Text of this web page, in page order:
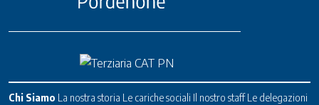
Chi Siamo La nostra storia Le cariche sociali Il nostro staff Le delegazioni